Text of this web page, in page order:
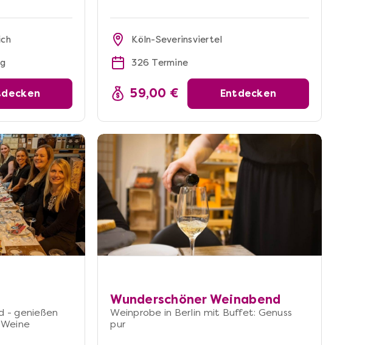
Köln-Severinsviertel
326 Termine
59,00 € Entdecken
- genießen
Wunderschöner Weinabend
Weinprobe in Berlin mit Buffet: Genuss
pur